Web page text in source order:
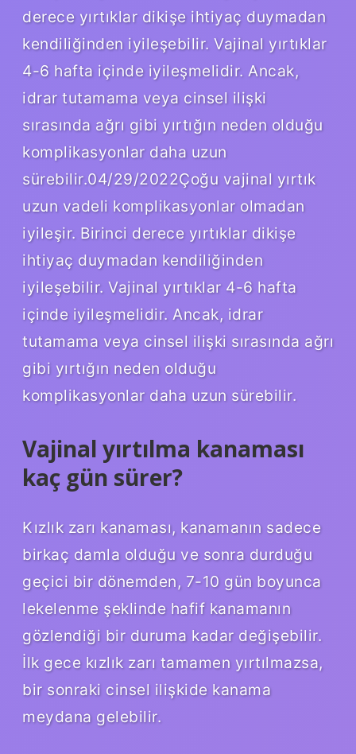
derece yırtıklar dikişe ihtiyaç duymadan
kendiliğinden iyileşebilir. Vajinal yırtıklar
4-6 hafta içinde iyileşmelidir. Ancak,
idrar tutamama veya cinsel ilişki
sırasında ağrı gibi yırtığın neden olduğu
komplikasyonlar daha uzun
sürebilir.04/29/2022Çoğu vajinal yırtık
uzun vadeli komplikasyonlar olmadan
iyileşir. Birinci derece yırtıklar dikişe
ihtiyaç duymadan kendiliğinden
iyileşebilir. Vajinal yırtıklar 4-6 hafta
içinde iyileşmelidir. Ancak, idrar
tutamama veya cinsel ilişki sırasında ağrı
gibi yırtığın neden olduğu
komplikasyonlar daha uzun sürebilir.
Vajinal yırtılma kanaması
kaç gün sürer?
Kızlık zarı kanaması, kanamanın sadece
birkaç damla olduğu ve sonra durduğu
geçici bir dönemden, 7-10 gün boyunca
lekelenme şeklinde hafif kanamanın
gözlendiği bir duruma kadar değişebilir.
İlk gece kızlık zarı tamamen yırtılmazsa,
bir sonraki cinsel ilişkide kanama
meydana gelebilir.